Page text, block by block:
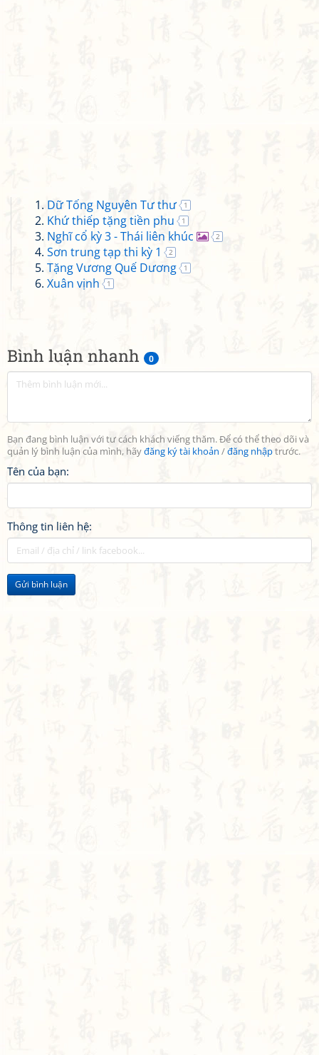
Bình luận nhanh 0
Bạn đang bình luận với tư cách khách viếng thăm. Để có thể theo dõi và
quản lý bình luận của mình, hãyđăng ký tài khoản /đăng nhậptrước.
Tên của bạn:
Thông tin liên hệ:
Gửi bình luận
Dữ Tống Nguyên Tư thư 1
Khứ thiếp tặng tiền phu 1
Nghĩ cổ kỳ 3 - Thái liên khúc 2
Sơn trung tạp thi kỳ 1 2
Tặng Vương Quế Dương 1
Xuân vịnh 1